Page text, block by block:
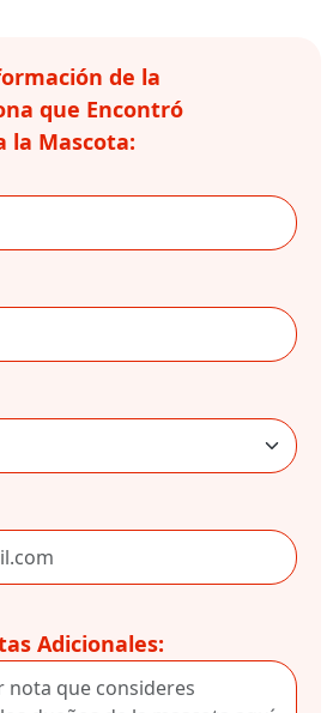
de la
que Encontró
la Mascota:
Adicionales: